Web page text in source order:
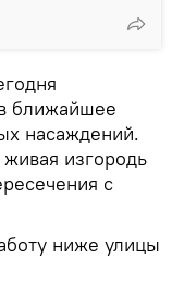
ближайшее
насаждений.
живая изгородь
с
ниже улицы